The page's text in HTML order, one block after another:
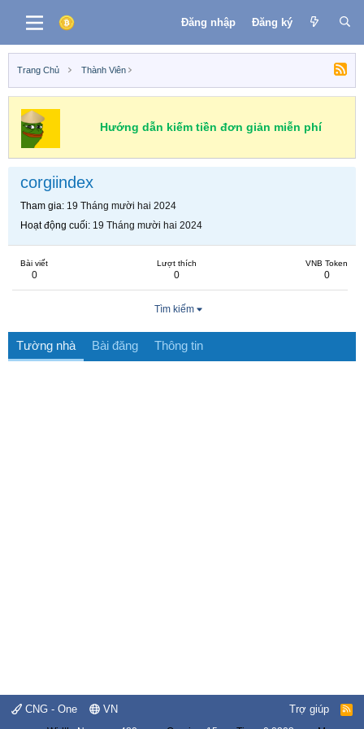
Đăng nhập Đăng ký
Trang Chủ Thành Viên
Hướng dẫn kiếm tiền đơn giản miễn phí
corgiindex
Tham gia 19 Tháng mười hai 2024
Hoạt động cuối 19 Tháng mười hai 2024
Bài viết
0
Lượt thích
0
VNB Token
0
Tìm kiếm
Tường nhà Bài đăng Thông tin
CNG - One VN Trợ giúp
R